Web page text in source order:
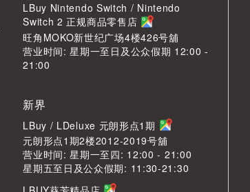
LBuy Nintendo Switch / Nintendo
Switch 2 正规商品零售店
旺角MOKO新世纪广场4楼426号舖
营业时间: 星期一至日及公众假期 12:00 -
21:00
新界
LBuy / LDeluxe 元朗形点1期
元朗形点1期2楼2012-2019号舖
营业时间: 星期一至四: 12:00 - 21:00
星期五至日及公众假期: 11:30-21:30